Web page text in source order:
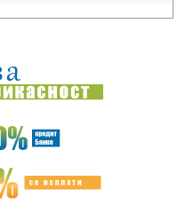
kampanje protiv novinara
pod istragom nakon
Rusiju u prijateljskom meču